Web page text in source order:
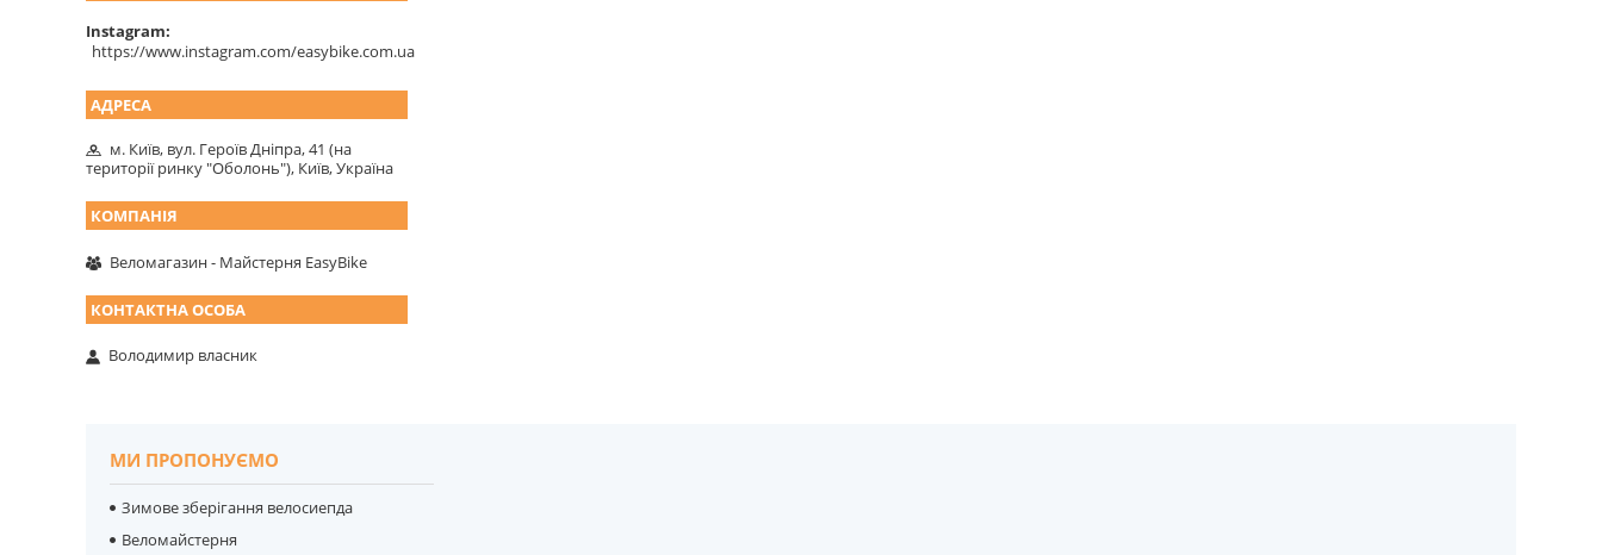
Instagram
https://www.instagram.com/easybike.com.ua
м. Київ, вул. Героїв Дніпра, 41 (на
території ринку "Оболонь"), Київ, Україна
Веломагазин - Майстерня EasyBike
Володимир власник
МИ ПРОПОНУЄМО
Зимове зберігання велосиепда
Веломайстерня